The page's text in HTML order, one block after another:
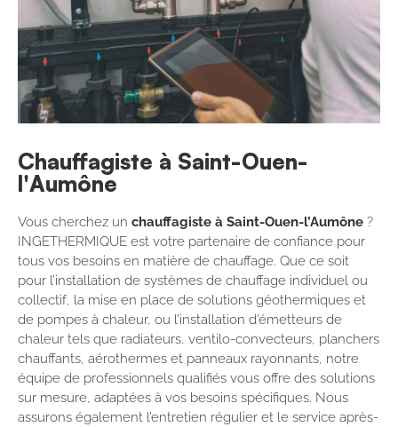
Chauffagiste à Saint-Ouen-
l'Aumône
Vous cherchez un chauffagiste à Saint-Ouen-l’Aumône ?
INGETHERMIQUE est votre partenaire de confiance pour
tous vos besoins en matière de chauffage. Que ce soit
pour l’installation de systèmes de chauffage individuel ou
collectif, la mise en place de solutions géothermiques et
de pompes à chaleur, ou l’installation d’émetteurs de
chaleur tels que radiateurs, ventilo-convecteurs, planchers
chauffants, aérothermes et panneaux rayonnants, notre
équipe de professionnels qualifiés vous offre des solutions
sur mesure, adaptées à vos besoins spécifiques. Nous
assurons également l’entretien régulier et le service après-